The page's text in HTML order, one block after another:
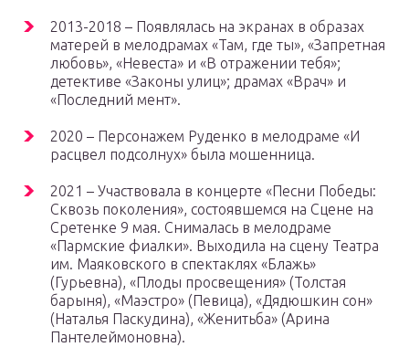
2013-2018 – Появлялась на экранах в образах
матерей в мелодрамах «Там, где ты», «Запретная
любовь», «Невеста» и «В отражении тебя»;
детективе «Законы улиц»; драмах «Врач» и
«Последний мент».
2020 – Персонажем Руденко в мелодраме «И
расцвел подсолнух» была мошенница.
2021 – Участвовала в концерте «Песни Победы:
Сквозь поколения», состоявшемся на Сцене на
Сретенке 9 мая. Снималась в мелодраме
«Пармские фиалки». Выходила на сцену Театра
им. Маяковского в спектаклях «Блажь»
(Гурьевна), «Плоды просвещения» (Толстая
барыня), «Маэстро» (Певица), «Дядюшкин сон»
(Наталья Паскудина), «Женитьба» (Арина
Пантелеймоновна).